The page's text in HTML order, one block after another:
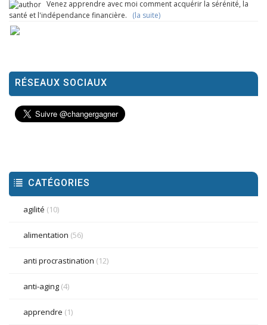
Venez apprendre avec moi comment acquérir la sérénité, la
santé et l'indépendance financière. (la suite)
RÉSEAUX SOCIAUX
CATÉGORIES
agilité (10)
alimentation (56)
anti procrastination (12)
anti-aging (4)
apprendre (1)